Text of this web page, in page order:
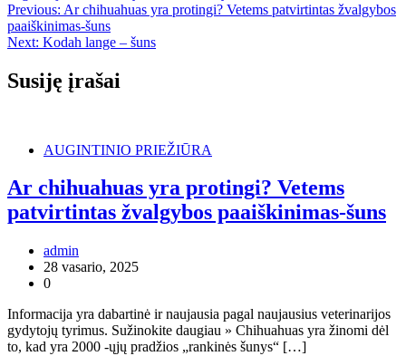
Navigacija
tarp
Previous: Ar chihuahuas yra protingi? Vetems patvirtintas žvalgybos
paaiškinimas-šuns
Next: Kodah lange – šuns
Susiję įrašai
AUGINTINIO PRIEŽIŪRA
Ar chihuahuas yra protingi? Vetems
patvirtintas žvalgybos paaiškinimas-šuns
admin
28 vasario, 2025
0
Informacija yra dabartinė ir naujausia pagal naujausius veterinarijos
gydytojų tyrimus. Sužinokite daugiau » Chihuahuas yra žinomi dėl
to, kad yra 2000 -ųjų pradžios „rankinės šunys“ […]